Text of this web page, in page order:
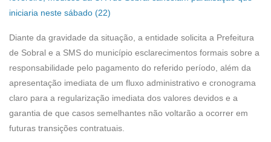
iniciaria neste sábado (22)
Diante da gravidade da situação, a entidade solicita a Prefeitura
de Sobral e a SMS do município esclarecimentos formais sobre a
responsabilidade pelo pagamento do referido período, além da
apresentação imediata de um fluxo administrativo e cronograma
claro para a regularização imediata dos valores devidos e a
garantia de que casos semelhantes não voltarão a ocorrer em
futuras transições contratuais.